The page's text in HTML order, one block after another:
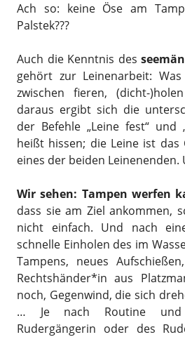
Ach so: keine Öse am
Palstek???
Auch die Kenntnis des
gehört zur Leinenarbeit:
zwischen fieren, (dicht-
daraus ergibt sich die
der Befehle „Leine fest“ und
heißt hissen; die Leine ist das
eines der beiden Leinenenden.
Wir sehen: Tampen werfen
dass sie am Ziel ankommen,
nicht einfach. Und nach
schnelle Einholen des im
Tampens, neues
Rechtshänder*in aus
noch, Gegenwind, die sich
… Je nach Routine und
Rudergängerin oder des